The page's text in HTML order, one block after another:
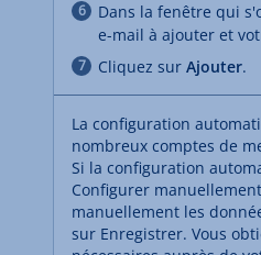
Dans la fenêtre qui
e-mail à ajouter et
Cliquez sur Ajouter.
La configuration
nombreux comptes de
Si la configuration
Configurer
manuellement les
sur Enregistrer. Vous